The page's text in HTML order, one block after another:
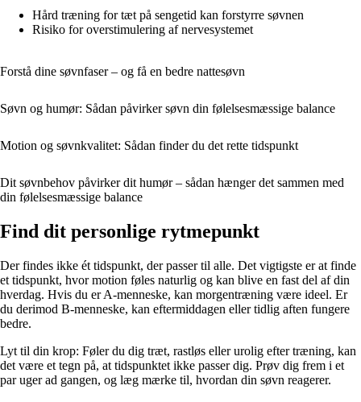
Hård træning for tæt på sengetid kan forstyrre søvnen
Risiko for overstimulering af nervesystemet
Forstå dine søvnfaser – og få en bedre nattesøvn
Søvn og humør: Sådan påvirker søvn din følelsesmæssige balance
Motion og søvnkvalitet: Sådan finder du det rette tidspunkt
Dit søvnbehov påvirker dit humør – sådan hænger det sammen med
din følelsesmæssige balance
Find dit personlige rytmepunkt
Der findes ikke ét tidspunkt, der passer til alle. Det vigtigste er at finde
et tidspunkt, hvor motion føles naturlig og kan blive en fast del af din
hverdag. Hvis du er A-menneske, kan morgentræning være ideel. Er
du derimod B-menneske, kan eftermiddagen eller tidlig aften fungere
bedre.
Lyt til din krop: Føler du dig træt, rastløs eller urolig efter træning, kan
det være et tegn på, at tidspunktet ikke passer dig. Prøv dig frem i et
par uger ad gangen, og læg mærke til, hvordan din søvn reagerer.